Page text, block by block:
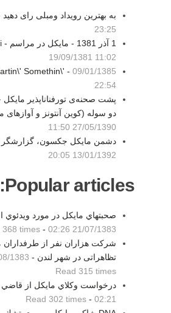
به بهترین رویداد ومبلی رای دهید
23:25
1 آذر 1381 - مايکل در مراسم Bambi -
19/09/1381 11:02
Somethin\' -09/01/1385
22:54
پشت صحنه‌ی تورفناناپذیر
دو سوله (کوین آنتونز و آوازهای
27/05/1390 11:50
دشمن مایکل جکسون،
13/01/1392 20:05
Popular articles:
صحبتهاي مايكل در مورد ويدئوي
21/07/1383 02:26
-
368 times
شرکت هزاران نفر از طرفداران
تظاهراتی در شهر لندن - 03:41
Read 315 times
درخواست وكلاي مايكل از
02:21
-
Read 302 times